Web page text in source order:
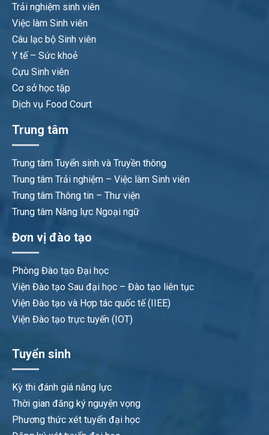
Trải nghiệm sinh viên
Việc làm Sinh viên
Câu lạc bộ Sinh viên
Y tế – Sức khoẻ
Cựu Sinh viên
Cơ sở học tập
Dịch vụ Food Court
Trung tâm
Trung tâm Tuyển sinh và Truyền thông
Trung tâm Trải nghiệm – Việc làm Sinh viên
Trung tâm Thông tin – Thư viện
Trung tâm Năng lực Ngoại ngữ
Đơn vị đào tạo
Phòng Đào tạo Đại học
Viện Đào tạo Sau đại học – Đào tạo liên tục
Viện Đào tạo và Hợp tác quốc tế (IIEE)
Viện Đào tạo trực tuyến (IOT)
Tuyển sinh
Kỳ thi đánh giá năng lực
Thời gian đăng ký nguyện vọng
Phương thức xét tuyển đại học